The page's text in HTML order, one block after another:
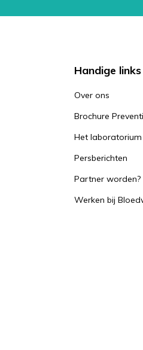
Handige links
Over ons
Brochure
Het laboratorium
Persberichten
Partner worden?
Werken bij